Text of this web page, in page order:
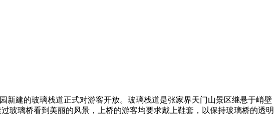
建的玻璃栈道正式对游客开放。玻璃栈道是张家界天门山景区继悬于峭壁
玻璃桥看到美丽的风景，上桥的游客均要求戴上鞋套，以保持玻璃桥的透明